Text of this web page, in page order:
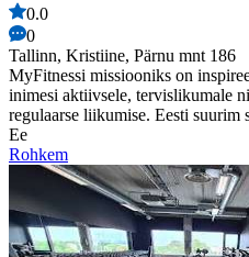
0.0
0
Tallinn, Kristiine, Pärnu mnt 186
MyFitnessi missiooniks on
inimesi aktiivsele, tervislikumale
regulaarse liikumise. Eesti
Ee
Rohkem